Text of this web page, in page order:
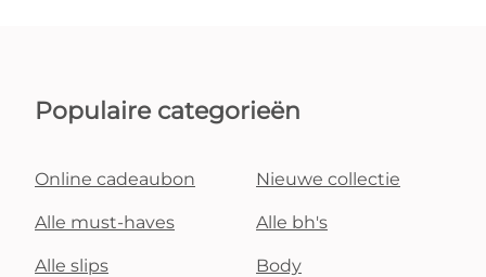
Populaire categorieën
Online cadeaubon Nieuwe collectie
Alle must-haves Alle bh's
Alle slips Body